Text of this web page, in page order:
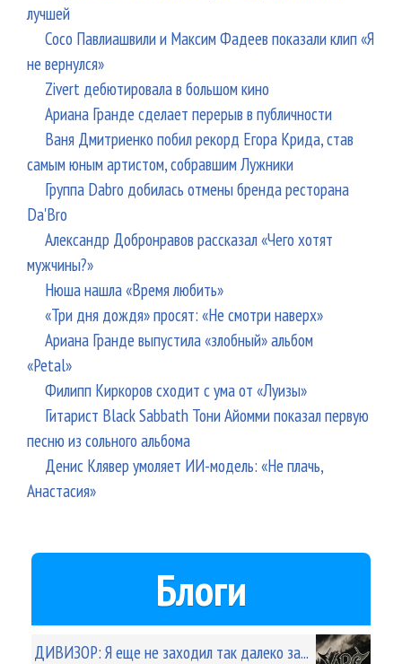
лучшей
Сосо Павлиашвили и Максим Фадеев показали клип «Я
не вернулся»
Zivert дебютировала в большом кино
Ариана Гранде сделает перерыв в публичности
Ваня Дмитриенко побил рекорд Егора Крида, став
самым юным артистом, собравшим Лужники
Группа Dabro добилась отмены бренда ресторана
Da'Bro
Александр Добронравов рассказал «Чего хотят
мужчины?»
Нюша нашла «Время любить»
«Три дня дождя» просят: «Не смотри наверх»
Ариана Гранде выпустила «злобный» альбом
«Petal»
Филипп Киркоров сходит с ума от «Луизы»
Гитарист Black Sabbath Тони Айомми показал первую
песню из сольного альбома
Денис Клявер умоляет ИИ-модель: «Не плачь,
Анастасия»
Блоги
ДИВИЗОР: Я еще не заходил так далеко за...